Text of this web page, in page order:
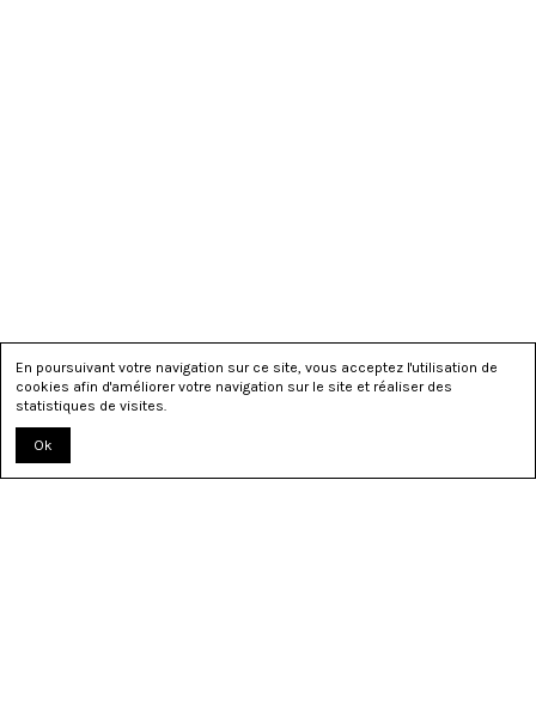
En poursuivant votre navigation sur ce site, vous acceptez l'utilisation de
cookies afin d'améliorer votre navigation sur le site et réaliser des
statistiques de visites.
Ok